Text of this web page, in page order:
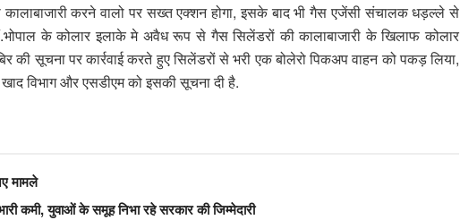
करने वालो पर सख्त एक्शन होगा, इसके बाद भी गैस एजेंसी संचालक धड़ल्ले से
के कोलार इलाके मे अवैध रूप से गैस सिलेंडरों की कालाबाजारी के खिलाफ कोलार
की सूचना पर कार्रवाई करते हुए सिलेंडरों से भरी एक बोलेरो पिकअप वाहन को पकड़ लिया,
विभाग और एसडीएम को इसकी सूचना दी है.
मामले
कमी, युवाओं के समूह निभा रहे सरकार की जिम्मेदारी